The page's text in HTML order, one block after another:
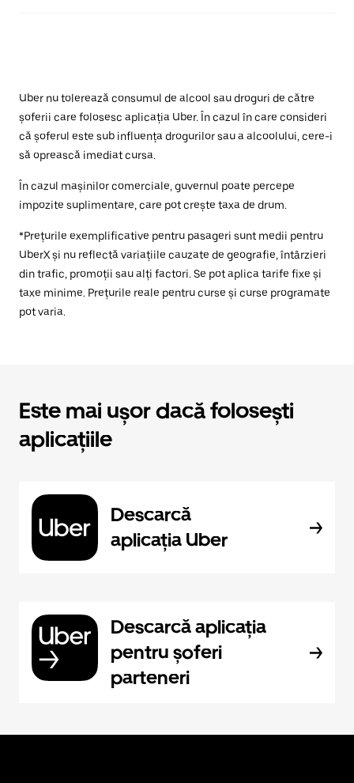
Uber nu tolerează consumul de alcool sau droguri de către
șoferii care folosesc aplicația Uber. În cazul în care consideri
că șoferul este sub influența drogurilor sau a alcoolului, cere-i
să oprească imediat cursa.
În cazul mașinilor comerciale, guvernul poate percepe
impozite suplimentare, care pot crește taxa de drum.
*Prețurile exemplificative pentru pasageri sunt medii pentru
UberX și nu reflectă variațiile cauzate de geografie, întârzieri
din trafic, promoții sau alți factori. Se pot aplica tarife fixe și
taxe minime. Prețurile reale pentru curse și curse programate
pot varia.
Este mai ușor dacă folosești
aplicațiile
Descarcă
aplicația Uber
Descarcă aplicația
pentru șoferi
parteneri